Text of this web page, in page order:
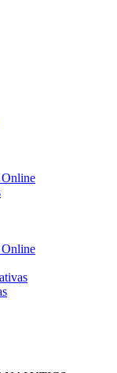
Online
Online